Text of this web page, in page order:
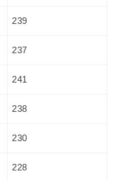
239
237
241
238
230
228